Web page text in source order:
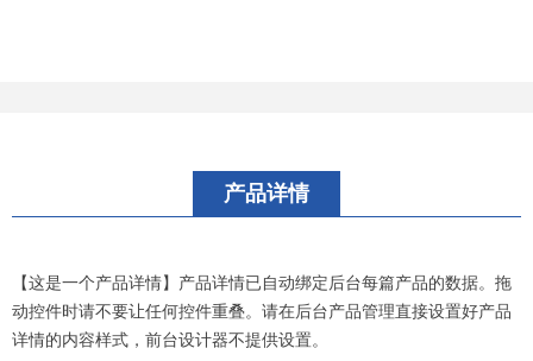
产品详情
【这是一个产品详情】产品详情已自动绑定后台每篇产品的数据。拖
动控件时请不要让任何控件重叠。请在后台产品管理直接设置好产品
详情的内容样式，前台设计器不提供设置。